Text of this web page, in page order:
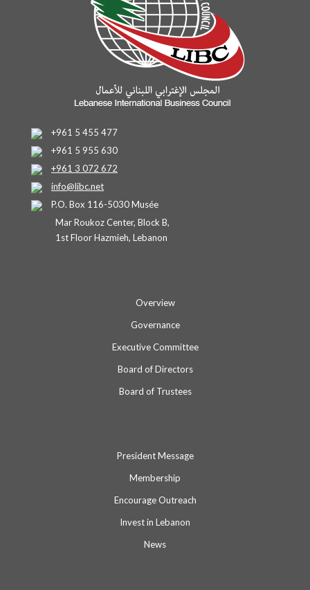
+961 5 455 477
+961 5 955 630
+961 3 072 672
info@libc.net
P.O. Box 116-5030 Musée
Mar Roukoz Center, Block B,
1st Floor Hazmieh, Lebanon
Overview
Governance
Executive Committee
Board of Directors
Board of Trustees
President Message
Membership
Encourage Outreach
Invest in Lebanon
News